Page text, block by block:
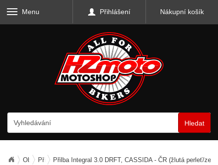
Menu Přihlášení Nákupní košík
Hledat
OblečeníPřilby Přilba Integral 3.0 DRFT, CASSIDA - ČR (žlutá perleť/